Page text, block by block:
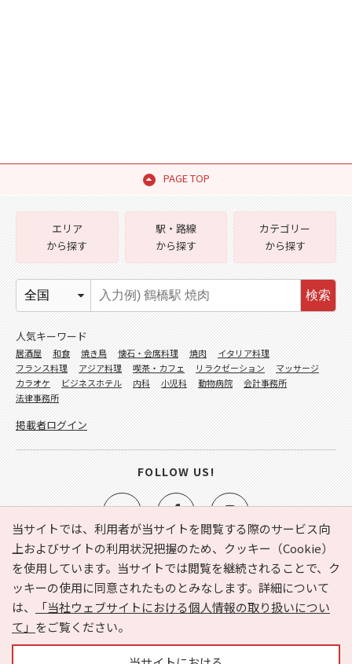
PAGE TOP
当サイトでは、利用者が当サイトを閲覧する際のサービス向
上およびサイトの利用状況把握のため、クッキー（Cookie）
を使用しています。当サイトでは閲覧を継続されることで、ク
ッキーの使用に同意されたものとみなします。詳細について
は、
「当社ウェブサイトにおける個人情報の取り扱いについ
て」 をご覧ください。
e-NAVITA（イーナビタ）とは？ お気に入り
ヘルプ
利用規約
個人情報の取り扱いについて
運営会社
サイトマップ
広告掲載に関するお問い合わせ
エリア
から探す
駅・路線
から探す
カテゴリー
から探す
検索
人気キーワード
居酒屋 和食 焼き鳥 懐石・会席料理 焼肉
イタリア料理
フランス料理
アジア料理 喫茶・カフェ リラクゼーション
マッサージ
カラオケ
ビジネスホテル 内科 小児科 動物病院
会計事務所
法律事務所
掲載者ログイン
FOLLOW US!